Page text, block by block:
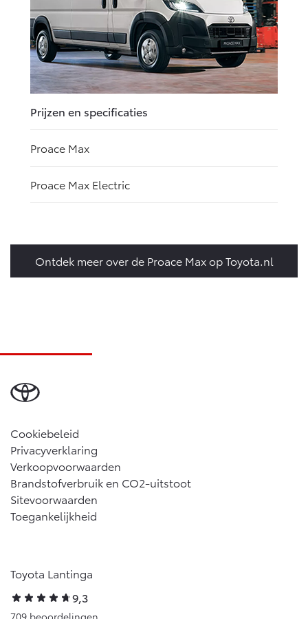
Prijzen en specificaties
Proace Max
Proace Max Electric
Ontdek meer over de Proace Max op Toyota.nl
Cookiebeleid
Privacyverklaring
Verkoopvoorwaarden
Brandstofverbruik en CO2-uitstoot
Sitevoorwaarden
Toegankelijkheid
Toyota Lantinga
9,3